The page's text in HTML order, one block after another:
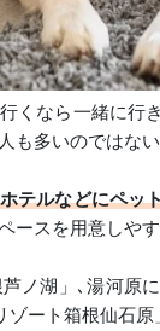
くなら一緒に行
も多いのではない
テルなどにペッ
ースを用意しやす
ノ湖」､湯河原
ゾート箱根仙石